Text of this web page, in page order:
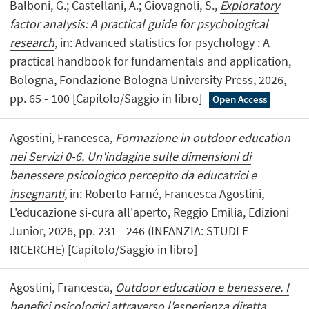
Balboni, G.; Castellani, A.; Giovagnoli, S., Exploratory
factor analysis: A practical guide for psychological
research, in: Advanced statistics for psychology : A
practical handbook for fundamentals and application,
Bologna, Fondazione Bologna University Press, 2026,
pp. 65 - 100 [Capitolo/Saggio in libro]
Open Access
Agostini, Francesca, Formazione in outdoor education
nei Servizi 0-6. Un'indagine sulle dimensioni di
benessere psicologico percepito da educatrici e
insegnanti, in: Roberto Farné, Francesca Agostini,
L'educazione si-cura all'aperto, Reggio Emilia, Edizioni
Junior, 2026, pp. 231 - 246 (INFANZIA: STUDI E
RICERCHE) [Capitolo/Saggio in libro]
Agostini, Francesca, Outdoor education e benessere. I
benefici psicologici attraverso l'esperienza diretta